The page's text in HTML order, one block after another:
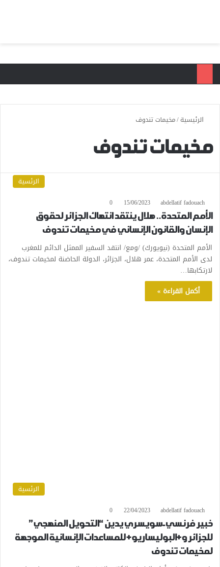
الرئيسية/مخيمات تندوف
مخيمات تندوف
الرئسية
abdellatif fadouach
15/06/2023
0
الأمم المتحدة.. هلال ينتقد انتهاك الجزائر لحقوق
الإنسان والقانون الإنساني في مخيمات تندوف
الأمم المتحدة (نيويورك) /ومع/ انتقد السفير الممثل الدائم للمغرب
لدى الأمم المتحدة، عمر هلال، الجزائر، الدولة الحاضنة لمخيمات تندوف،
لارتكابها…
أكمل القراءة »
الرئسية
abdellatif fadouach
22/04/2023
0
خبير فرنسي-سويسري يدين “التحويل المنهجي”
للجزائر و+البوليساريو+ للمساعدات الإنسانية الموجهة
لمخيمات تندوف